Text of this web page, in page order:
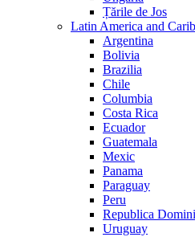
Țările de Jos
Latin America and
Argentina
Bolivia
Brazilia
Chile
Columbia
Costa Rica
Ecuador
Guatemala
Mexic
Panama
Paraguay
Peru
Republica
Uruguay